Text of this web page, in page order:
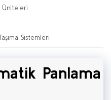
Üniteleri
Sistemleri
Panlama